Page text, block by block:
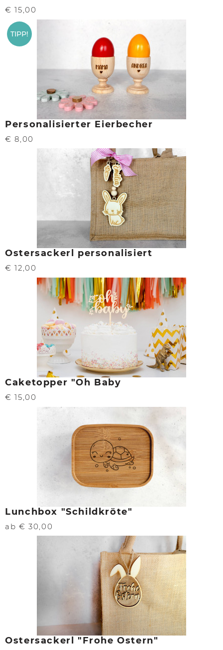
€ 15,00
TIPP!
Personalisierter Eierbecher
€ 8,00
Ostersackerl personalisiert
€ 12,00
Caketopper "Oh Baby
€ 15,00
Lunchbox "Schildkröte"
ab € 30,00
Ostersackerl "Frohe Ostern"